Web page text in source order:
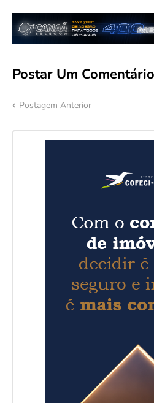
Postar Um Comentário
Postagem Anterior